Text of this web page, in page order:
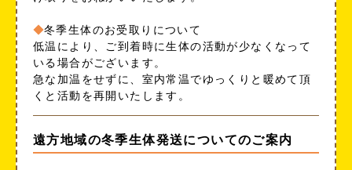
冬季生体のお受取りについて
低温により、ご到着時に生体の活動が少なくなって
いる場合がございます。
急な加温をせずに、室内常温でゆっくりと暖めて頂
くと活動を再開いたします。
遠方地域の冬季生体発送についてのご案内